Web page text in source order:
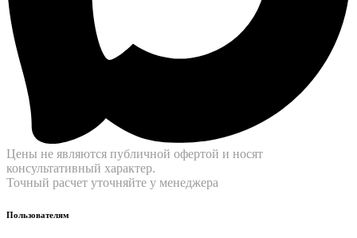
Цены не являются публичной офертой и носят
консультативный характер.
Точный расчет уточняйте у менеджера
Пользователям